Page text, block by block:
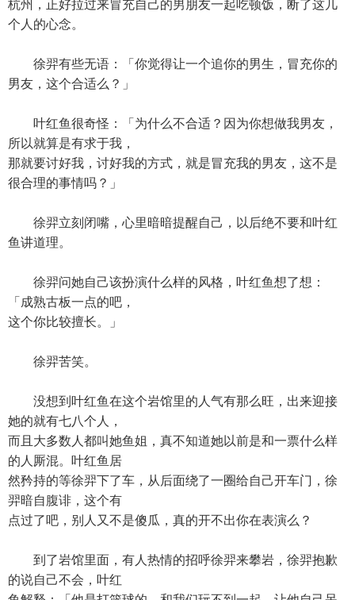
杭州，正好拉过来冒充自己的男朋友一起吃顿饭，断了这几
个人的心念。
徐羿有些无语：「你觉得让一个追你的男生，冒充你的
男友，这个合适么？」
叶红鱼很奇怪：「为什么不合适？因为你想做我男友，
所以就算是有求于我，
那就要讨好我，讨好我的方式，就是冒充我的男友，这不是
很合理的事情吗？」
徐羿立刻闭嘴，心里暗暗提醒自己，以后绝不要和叶红
鱼讲道理。
徐羿问她自己该扮演什么样的风格，叶红鱼想了想：
「成熟古板一点的吧，
这个你比较擅长。」
徐羿苦笑。
没想到叶红鱼在这个岩馆里的人气有那么旺，出来迎接
她的就有七八个人，
而且大多数人都叫她鱼姐，真不知道她以前是和一票什么样
的人厮混。叶红鱼居
然矜持的等徐羿下了车，从后面绕了一圈给自己开车门，徐
羿暗自腹诽，这个有
点过了吧，别人又不是傻瓜，真的开不出你在表演么？
到了岩馆里面，有人热情的招呼徐羿来攀岩，徐羿抱歉
的说自己不会，叶红